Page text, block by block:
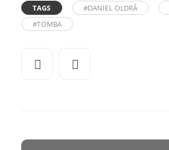
TAGS #DANIEL OLDRÁ
#TOMBA